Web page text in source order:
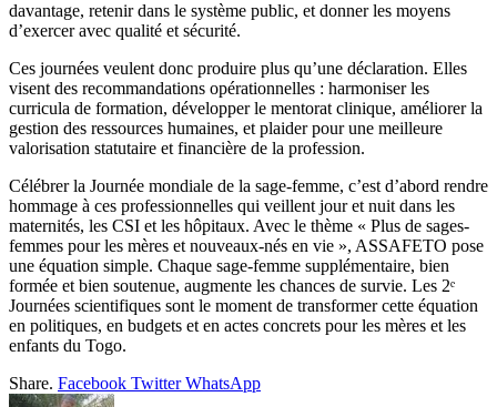
davantage, retenir dans le système public, et donner les moyens
d’exercer avec qualité et sécurité.
Ces journées veulent donc produire plus qu’une déclaration. Elles
visent des recommandations opérationnelles : harmoniser les
curricula de formation, développer le mentorat clinique, améliorer la
gestion des ressources humaines, et plaider pour une meilleure
valorisation statutaire et financière de la profession.
Célébrer la Journée mondiale de la sage-femme, c’est d’abord rendre
hommage à ces professionnelles qui veillent jour et nuit dans les
maternités, les CSI et les hôpitaux. Avec le thème « Plus de sages-
femmes pour les mères et nouveaux-nés en vie », ASSAFETO pose
une équation simple. Chaque sage-femme supplémentaire, bien
formée et bien soutenue, augmente les chances de survie. Les 2ᵉ
Journées scientifiques sont le moment de transformer cette équation
en politiques, en budgets et en actes concrets pour les mères et les
enfants du Togo.
Share. Facebook Twitter WhatsApp